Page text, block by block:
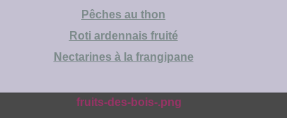
Pêches au thon
Roti ardennais fruité
Nectarines à la frangipane